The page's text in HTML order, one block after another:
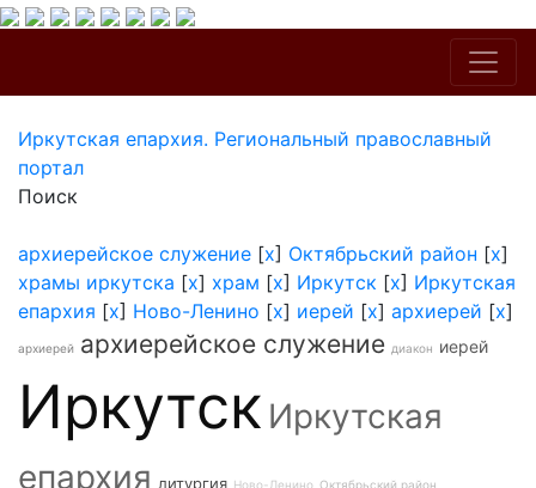
Иркутская епархия. Региональный православный
портал
Поиск
архиерейское служение [x] Октябрьский район [x]
храмы иркутска [x] храм [x] Иркутск [x] Иркутская
епархия [x] Ново-Ленино [x] иерей [x] архиерей [x]
архиерей архиерейское служение диакон иерей
Иркутск Иркутская
епархия литургия Ново-Ленино Октябрьский район